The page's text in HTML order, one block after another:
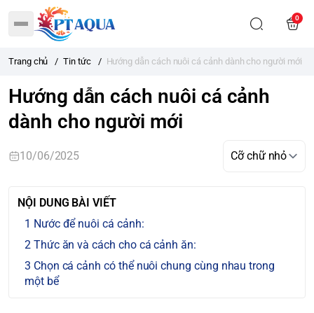
0
Trang chủ / Tin tức / Hướng dẫn cách nuôi cá cảnh dành cho người mới
Hướng dẫn cách nuôi cá cảnh
dành cho người mới
10/06/2025
NỘI DUNG BÀI VIẾT
Nước để nuôi cá cảnh:
Thức ăn và cách cho cá cảnh ăn:
Chọn cá cảnh có thể nuôi chung cùng nhau trong
một bể